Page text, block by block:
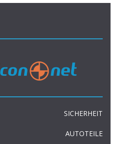
SICHERHEIT
AUTOTEILE